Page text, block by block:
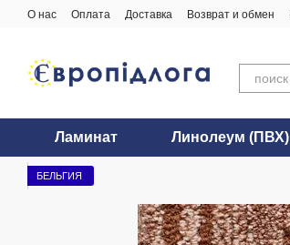
Перейти к основному контенту
О нас Оплата Доставка Возврат и обмен
Ламинат Линолеум (ПВХ)
БЕЛЬГИЯ